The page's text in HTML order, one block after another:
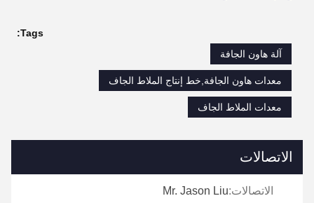
Tags:
آلة هاون الجافة
معدات هاون الجافة,خط إنتاج الملاط الجاف
معدات الملاط الجاف
الاتصالات
الاتصالات:Mr. Jason Liu